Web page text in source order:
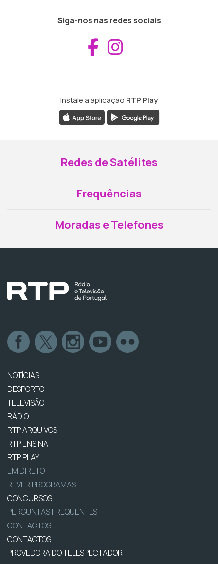
Siga-nos nas redes sociais
Aceder ao
Instale a aplicação RTP Play
Redes de Satélites
Frequências
Moradas e Telefones
NOTÍCIAS
DESPORTO
TELEVISÃO
RÁDIO
RTP ARQUIVOS
RTP ENSINA
RTP PLAY
EM DIRETO
REVER PROGRAMAS
CONCURSOS
PERGUNTAS FREQUENTES
CONTACTOS
CONTACTOS
PROVEDORA DO TELESPECTADOR